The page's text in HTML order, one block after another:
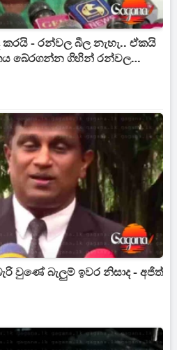
- රන්වල බීල නැහැ.. ඒකයි
බේරගන්න ගිහින් රන්වල
වුණේ බැලුම් ඉවර නිසාද - අජිත්